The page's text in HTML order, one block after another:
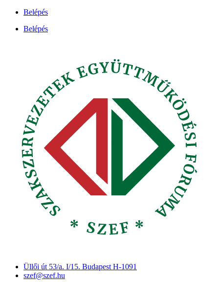
Ugrás
tartalomhoz
Belépés
Belépés
Üllői út 53/a. I/15. Budapest H-1091
szef@szef.hu